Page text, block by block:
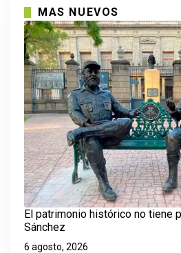
MAS NUEVOS
El patrimonio histórico no tiene
Sánchez
6 agosto, 2026